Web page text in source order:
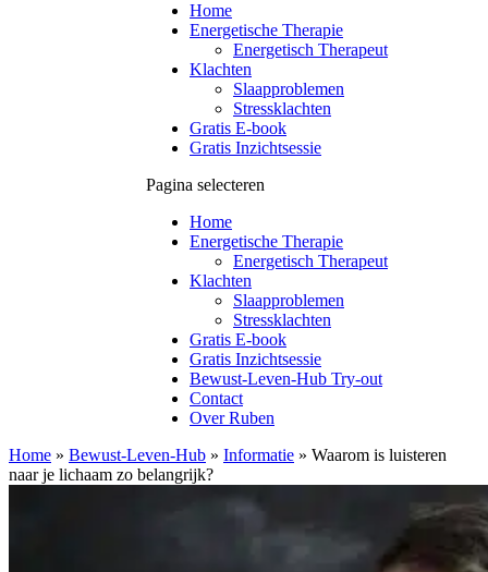
Home
Energetische Therapie
Energetisch Therapeut
Klachten
Slaapproblemen
Stressklachten
Gratis E-book
Gratis Inzichtsessie
Pagina selecteren
Home
Energetische Therapie
Energetisch Therapeut
Klachten
Slaapproblemen
Stressklachten
Gratis E-book
Gratis Inzichtsessie
Bewust-Leven-Hub Try-out
Contact
Over Ruben
Home » Bewust-Leven-Hub » Informatie » Waarom is luisteren
naar je lichaam zo belangrijk?